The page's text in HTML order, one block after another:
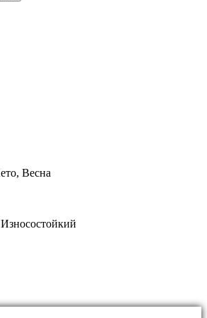
Весна